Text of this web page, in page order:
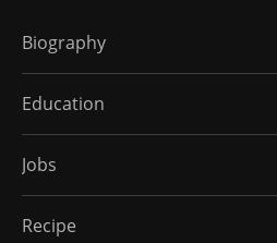
Biography
Education
Jobs
Recipe